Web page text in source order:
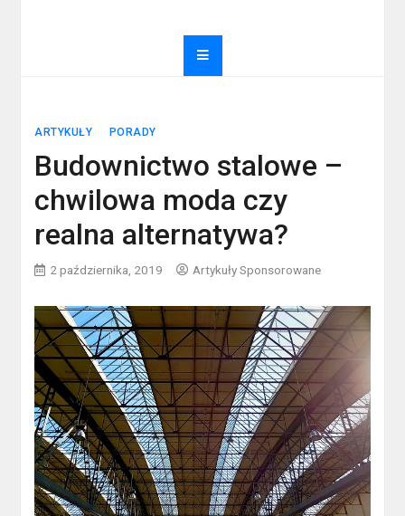
ARTYKUŁY PORADY
Budownictwo stalowe –
chwilowa moda czy
realna alternatywa?
2 października, 2019 Artykuły Sponsorowane